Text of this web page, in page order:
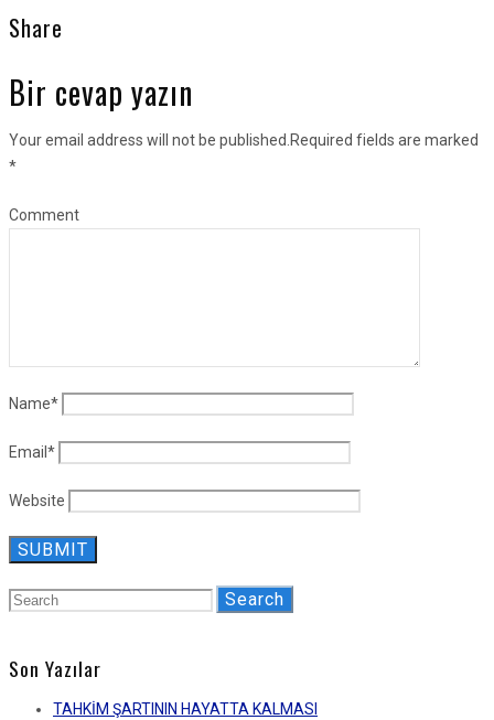
Share
Bir cevap yazın
Your email address will not be published.Required fields are marked
*
Comment
Name*
Email*
Website
SUBMIT
Search
Son Yazılar
TAHKİM ŞARTININ HAYATTA KALMASI